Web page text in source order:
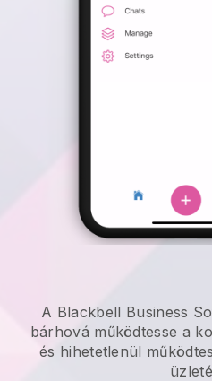
A Blackbell Business
bárhová működtesse a
és hihetetlenül